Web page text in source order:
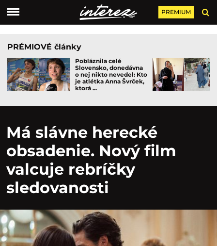
PREMIUM
PRÉMIOVÉ články
Pobláznila celé
Slovensko, donedávna
o nej nikto nevedel: Kto
je atlétka Anna Švrček,
ktorá ...
Má slávne herecké
obsadenie. Nový film
valcuje rebríčky
sledovanosti